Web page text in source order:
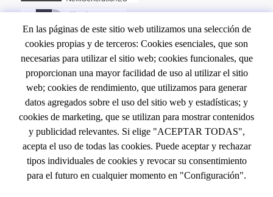
En las páginas de este sitio web utilizamos una selección de
cookies propias y de terceros: Cookies esenciales, que son
necesarias para utilizar el sitio web; cookies funcionales, que
proporcionan una mayor facilidad de uso al utilizar el sitio
web; cookies de rendimiento, que utilizamos para generar
datos agregados sobre el uso del sitio web y estadísticas; y
cookies de marketing, que se utilizan para mostrar contenidos
y publicidad relevantes. Si elige "ACEPTAR TODAS",
acepta el uso de todas las cookies. Puede aceptar y rechazar
tipos individuales de cookies y revocar su consentimiento
para el futuro en cualquier momento en "Configuración".
NAVEGACIÓN
PRINCIPAL
CONTACTO
EVENTOS
LEGAL
NOTA LEGAL
POLÍTICA DE COOKIES
TÉRMINOS Y CONDICIONES